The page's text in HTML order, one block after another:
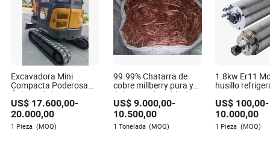
P: ¿Puedo usar el mismo tipo de cable para todas las
aplicaciones eléctricas?
R: No, diferentes aplicaciones requieren cables con
propiedades y capacidades específicas. Es crucial
seleccionar cables que se alineen con el nivel de voltaje,
las condiciones ambientales y las demandas mecánicas
del caso de uso particular.
Excavadora Mini
Compacta Poderosa
Útil Versátil AE40UE
US$ 17.600,00-
20.000,00
1 Pieza (MOQ)
99.99% Chatarra de
cobre millberry pura y
útil en stock, cable de
cobre de China
US$ 9.000,00-
10.500,00
1 Tonelada (MOQ)
1.8kw Er11
husillo
Inversor VFD
husillo CNC
velocidad útil
torneado
US$ 100,00-
10.000,00
1 Pieza (MOQ)